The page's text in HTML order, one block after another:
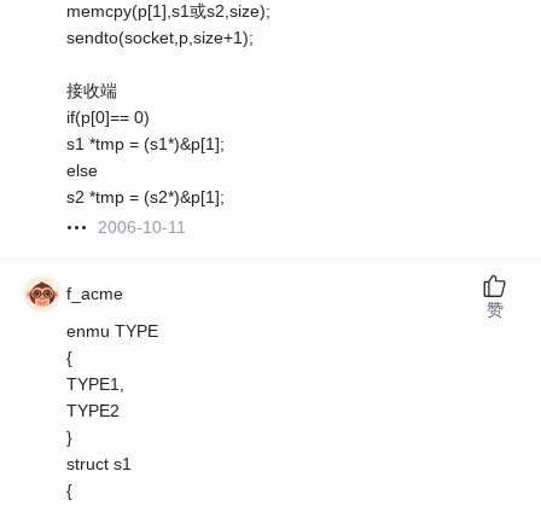
memcpy(p[1],s1或s2,size);
sendto(socket,p,size+1);
接收端
if(p[0]== 0)
s1 *tmp = (s1*)&p[1];
else
s2 *tmp = (s2*)&p[1];
2006-10-11
f_acme
enmu TYPE
{
TYPE1,
TYPE2
}
struct s1
{
赞